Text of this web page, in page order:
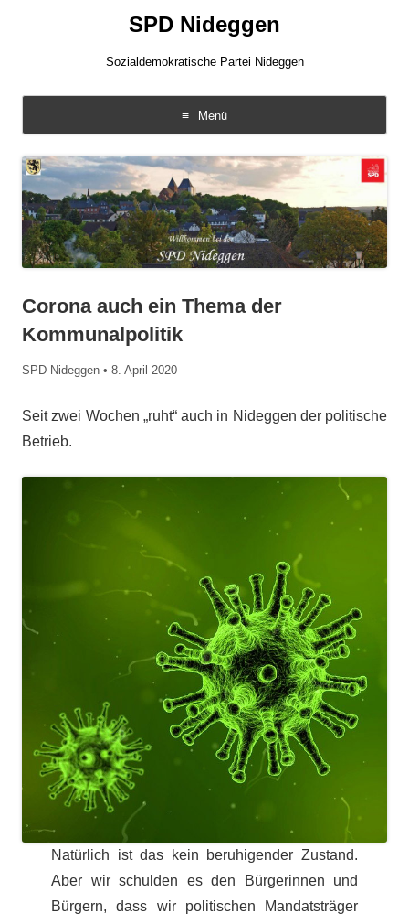
SPD Nideggen
Sozialdemokratische Partei Nideggen
Menü
Inhalt
springen
Corona auch ein Thema der
Kommunalpolitik
SPD Nideggen • 8. April 2020
Seit zwei Wochen „ruht“ auch in Nideggen der politische
Betrieb.
Natürlich ist das kein beruhigender Zustand.
Aber wir schulden es den Bürgerinnen und
Bürgern, dass wir politischen Mandatsträger